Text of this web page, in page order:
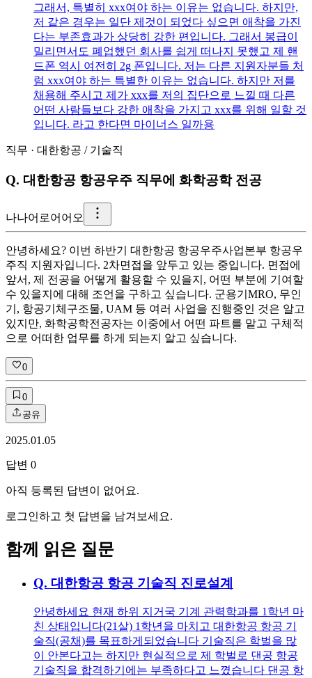
그래서, 특별히 xxx여야 하는 이유는 없습니다. 하지만,
저 같은 경우는 일단 제것이 되었다 싶으면 애착을 가진
다는 부존효과가 상당히 강한 편입니다. 그래서 봉급이
밀리면서도 폐업했던 회사를 쉽게 떠나지 못했고 제 핸
드폰 역시 여전히 2g 폰입니다. 저는 다른 지원자분들 처
럼 xxx여야 하는 특별한 이유는 없습니다. 하지만 저를
채용해 주시고 제가 xxx를 저의 집단으로 느낄 때 다른
어떤 사람들보다 강한 애착을 가지고 xxx를 위해 일할 것
입니다. 라고 한다면 마이너스 일까용
직무 · 대한항공 / 기술직
Q. 대한항공 항공우주 직무에 화학공학 전공
나나어로어어오
안녕하세요? 이번 하반기 대한항공 항공우주사업본부 항공우
주직 지원자입니다. 2차면접을 앞두고 있는 중입니다. 면접에
앞서, 제 전공을 어떻게 활용할 수 있을지, 어떤 부분에 기여할
수 있을지에 대해 조언을 구하고 싶습니다. 군용기MRO, 무인
기, 항공기체구조물, UAM 등 여러 사업을 진행중인 것은 알고
있지만, 화학공학전공자는 이중에서 어떤 파트를 맡고 구체적
으로 어떠한 업무를 하게 되는지 알고 싶습니다.
0
0
공유
2025.01.05
답변 0
아직 등록된 답변이 없어요.
로그인하고 첫 답변을 남겨보세요.
함께 읽은 질문
Q. 대한항공 항공 기술직 진로설계
안녕하세요 현재 하위 지거국 기계 관력학과를 1학년 마
친 상태입니다(21살) 1학년을 마치고 대한항공 항공 기
술직(공채)를 목표하게되었습니다 기술직은 학벌을 많
이 안본다고는 하지만 현실적으로 제 학벌로 댄공 항공
기술직을 합격하기에는 부족하다고 느꼈습니다 댄공 항